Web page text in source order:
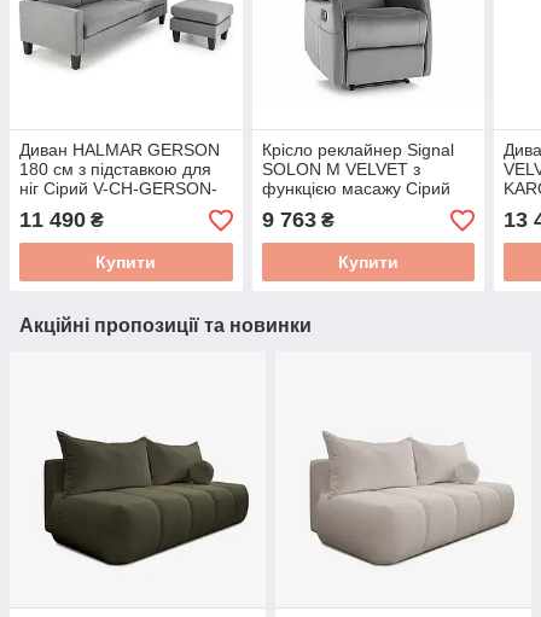
Диван HALMAR GERSON
180 см з підставкою для
ніг Сірий V-CH-GERSON-
SOFA-POPIELATY
11 490 ₴
Купити
Крісло реклайнер Signal
SOLON M VELVET з
функцією масажу Сірий
SOLONMVSZ
9 763₴
Купити
13
Акційні пропозиції та новинки